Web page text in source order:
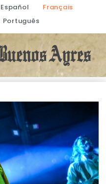
Español
Français
Português